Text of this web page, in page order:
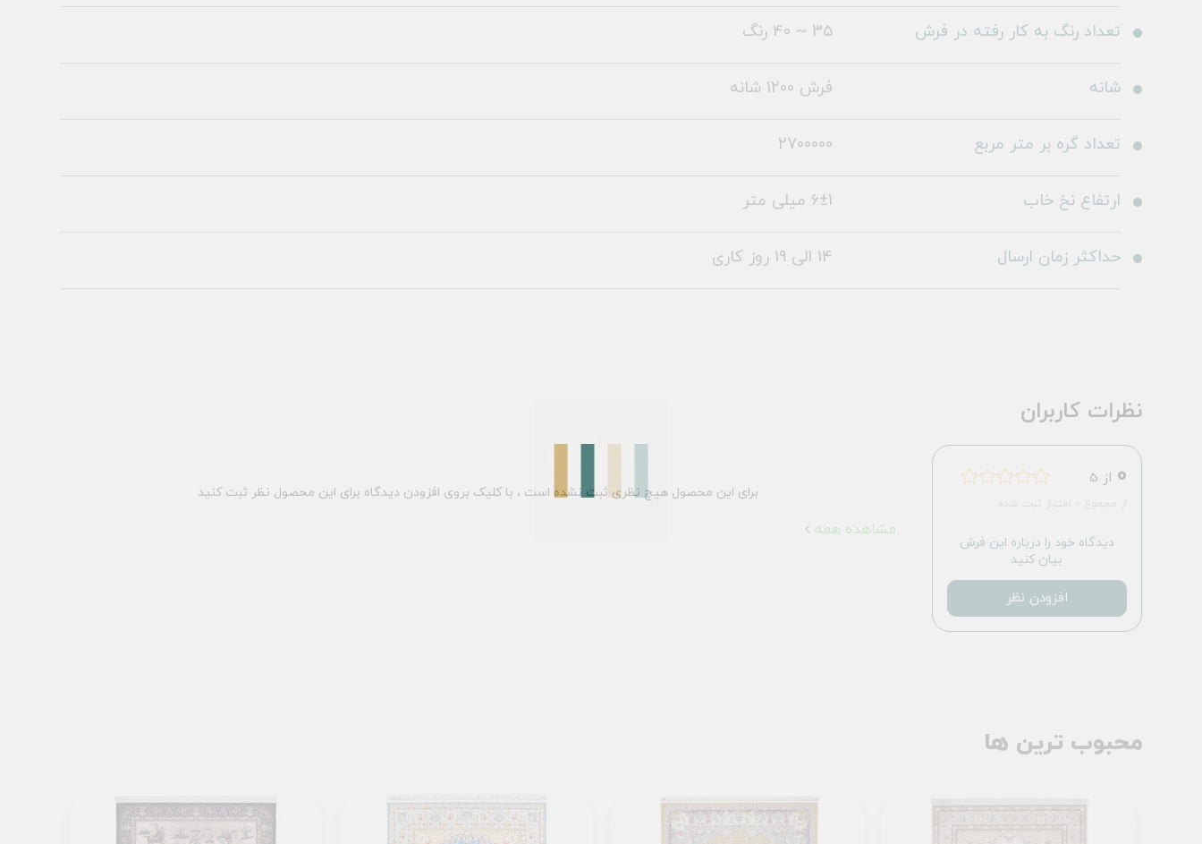
تعداد رنگ به کار رفته در فرش 35 ~ 40 رنگ
شانه فرش 1200 شانه
تعداد گره بر متر مربع 2700000
ارتفاع نخ خاب 6±1 میلی متر
حداکثر زمان ارسال 14 الی 19 روز کاری
نظرات کاربران
0 از 5
دیدگاه خود را درباره این فرش
بیان کنید
افزودن نظر
برای این محصول هیچ نظری ثبت نشده است ، با کلیک بروی افزودن دیدگاه برای این محصول نظر ثبت کنید
مشاهده همه
محبوب ترین ها